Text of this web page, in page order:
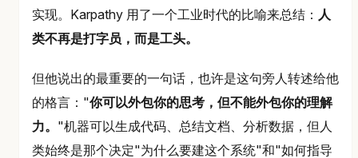
实现。Karpathy 用了一个工业时代的比喻来总结： 人
类不再是打字员，而是工头。
但他说出的最重要的一句话，也许是这句旁人转述给他
的格言："你可以外包你的思考，但不能外包你的理解
力。 "机器可以生成代码、总结文档、分析数据，但人
类始终是那个决定"为什么要建这个系统"和"如何指导